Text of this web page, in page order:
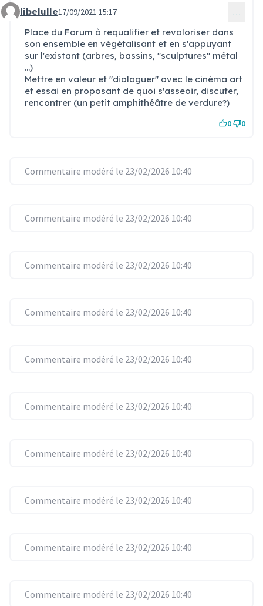
Commentaire 30
libelulle17/09/2021 15:17 …
Place du Forum à requalifier et revaloriser dans
son ensemble en végétalisant et en s'appuyant
sur l'existant (arbres, bassins, "sculptures" métal
...)
Mettre en valeur et "dialoguer" avec le cinéma art
et essai en proposant de quoi s'asseoir, discuter,
rencontrer (un petit amphithéâtre de verdure?)
0 0
Commentaire modéré le 23/02/2026 10:40
Commentaire modéré le 23/02/2026 10:40
Commentaire modéré le 23/02/2026 10:40
Commentaire modéré le 23/02/2026 10:40
Commentaire modéré le 23/02/2026 10:40
Commentaire modéré le 23/02/2026 10:40
Commentaire modéré le 23/02/2026 10:40
Commentaire modéré le 23/02/2026 10:40
Commentaire modéré le 23/02/2026 10:40
Commentaire modéré le 23/02/2026 10:40